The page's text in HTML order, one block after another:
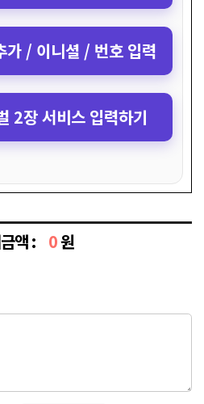
가 / 이니셜 / 번호 입력
2장 서비스 입력하기
액 : 0원